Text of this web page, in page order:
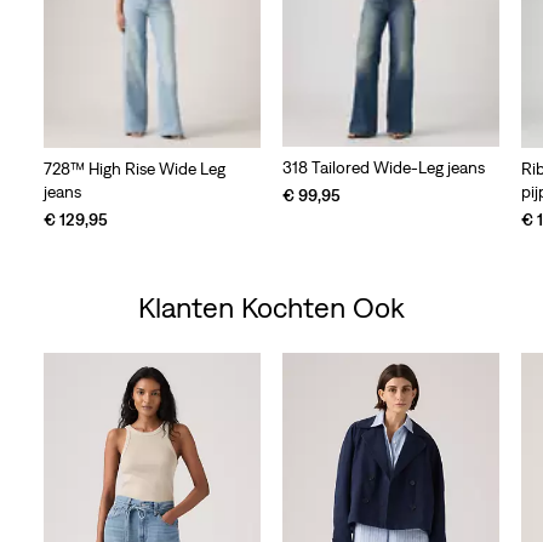
728™ High Rise Wide Leg
jeans
€ 129,95
318 Tailored Wide-Leg jeans
€ 99,95
€
Klanten Kochten Ook